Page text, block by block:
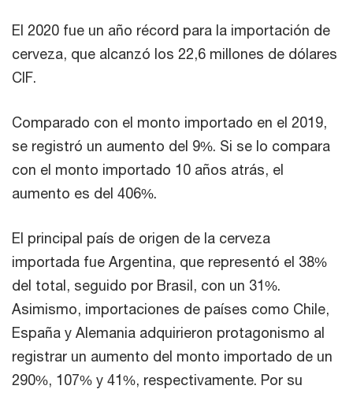
El 2020 fue un año récord para la importación de
cerveza, que alcanzó los 22,6 millones de dólares
CIF.
Comparado con el monto importado en el 2019,
se registró un aumento del 9%. Si se lo compara
con el monto importado 10 años atrás, el
aumento es del 406%.
El principal país de origen de la cerveza
importada fue Argentina, que representó el 38%
del total, seguido por Brasil, con un 31%.
Asimismo, importaciones de países como Chile,
España y Alemania adquirieron protagonismo al
registrar un aumento del monto importado de un
290%, 107% y 41%, respectivamente. Por su